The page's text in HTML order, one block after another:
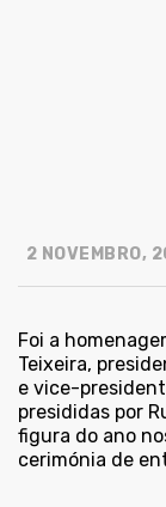
2 NOVEMBRO,
Foi a
Teixeira,
e vice-
presididas por
figura do ano
cerimónia de